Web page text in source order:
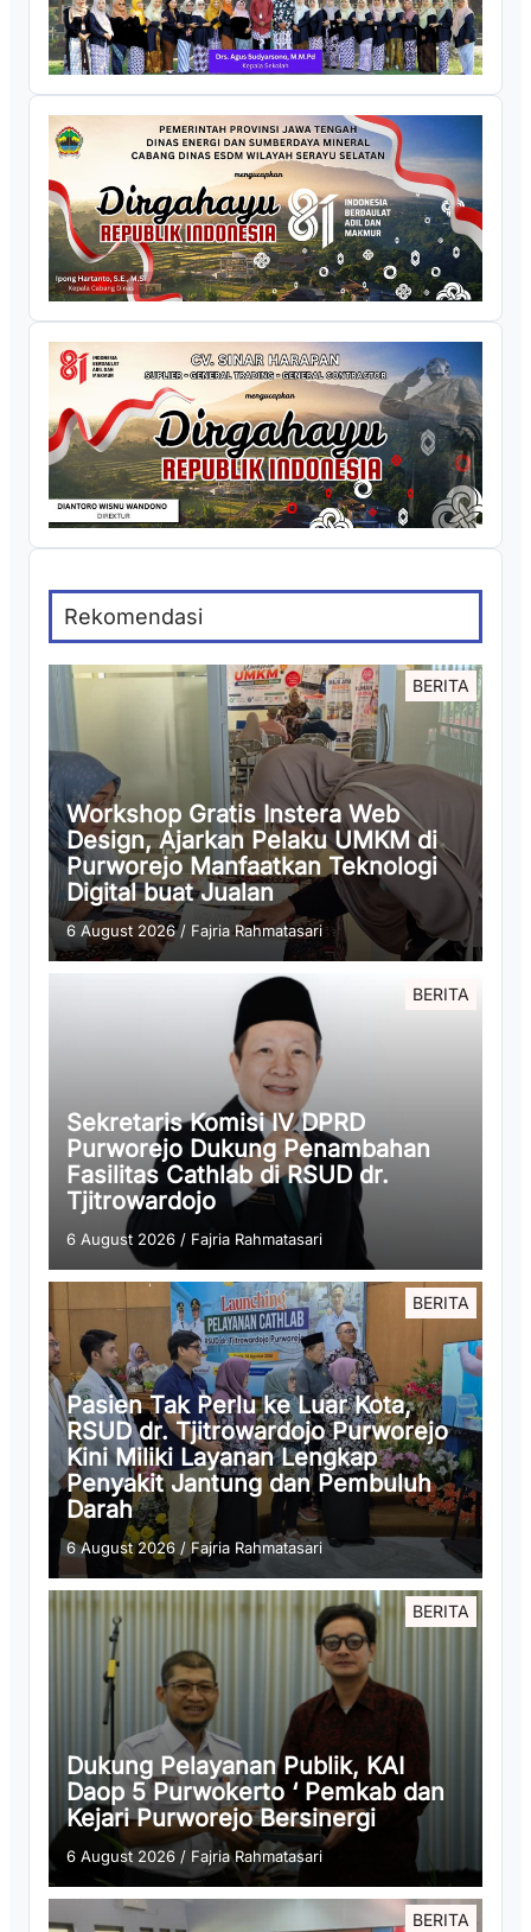
Rekomendasi
BERITA
Workshop Gratis Instera Web
Design, Ajarkan Pelaku UMKM di
Purworejo Manfaatkan Teknologi
Digital buat Jualan
6 August 2026/ Fajria Rahmatasari
BERITA
Sekretaris Komisi IV DPRD
Purworejo Dukung Penambahan
Fasilitas Cathlab di RSUD dr.
Tjitrowardojo
6 August 2026 / Fajria Rahmatasari
BERITA
Pasien Tak Perlu ke Luar Kota,
RSUD dr. Tjitrowardojo Purworejo
Kini Miliki Layanan Lengkap
Penyakit Jantung dan Pembuluh
Darah
6 August 2026 /Fajria Rahmatasari
BERITA
Dukung Pelayanan Publik, KAI
Daop 5 Purwokerto ‘ Pemkab dan
Kejari Purworejo Bersinergi
6 August 2026 / Fajria Rahmatasari
BERITA